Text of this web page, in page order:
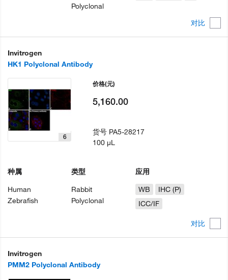
对比
Polyclonal
Invitrogen
HK1 Polyclonal Antibody
对比
6
种属
Human
Zebrafish
类型
Rabbit
Polyclonal
应用
WB
IHC (P)
ICC/IF
价格(元)
5,160.00
货号 PA5-28217
100 µL
Invitrogen
PMM2 Polyclonal Antibody